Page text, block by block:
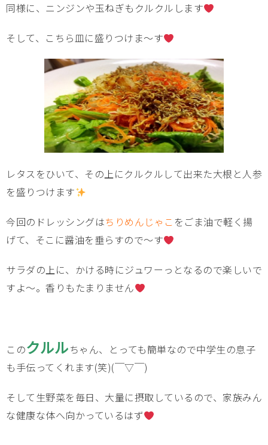
同様に、ニンジンや玉ねぎもクルクルします
そして、こちら皿に盛りつけま～す
レタスをひいて、その上にクルクルして出来た大根と人参
を盛りつけます
今回のドレッシングはちりめんじゃこ をごま油で軽く揚
げて、そこに醤油を垂らすので～す
サラダの上に、かける時にジュワーっとなるので楽しいで
すよ～。香りもたまりません
このクルルちゃん、とっても簡単なので中学生の息子
も手伝ってくれます(笑)(￣▽￣)
そして生野菜を毎日、大量に摂取しているので、家族みん
な健康な体へ向かっているはず